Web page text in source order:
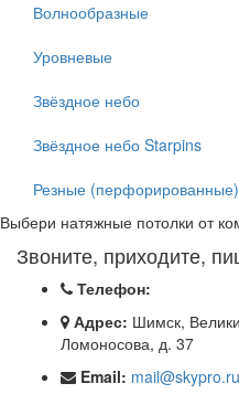
Волнообразные
Уровневые
Звёздное небо
Звёздное небо Starpins
Резные (перфорированные)
Выбери натяжные потолки от
Звоните, приходите,
Телефон:
Адрес: Шимск,
Ломоносова, д. 37
Email: mail@skypro.ru